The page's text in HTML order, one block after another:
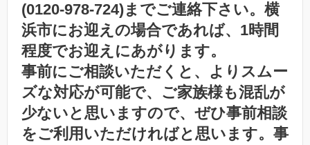
(0120-978-724)までご連絡下さい。横
浜市にお迎えの場合であれば、1時間
程度でお迎えにあがります。
事前にご相談いただくと、よりスムー
ズな対応が可能で、ご家族様も混乱が
少ないと思いますので、ぜひ事前相談
をご利用いただければと思います。事